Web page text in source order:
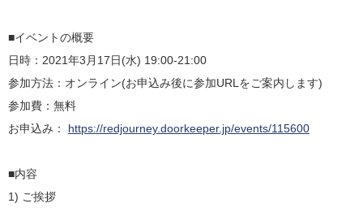
■イベントの概要
日時：2021年3月17日(水) 19:00-21:00
参加方法：オンライン(お申込み後に参加URLをご案内します)
参加費：無料
お申込み： https://redjourney.doorkeeper.jp/events/115600
■内容
1) ご挨拶